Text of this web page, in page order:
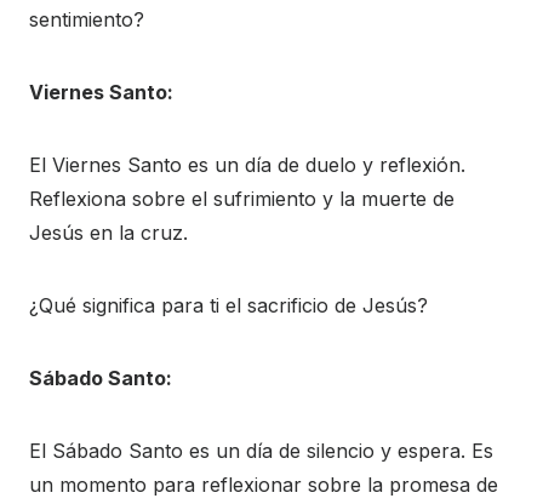
sentimiento?
Viernes Santo:
El Viernes Santo es un día de duelo y reflexión.
Reflexiona sobre el sufrimiento y la muerte de
Jesús en la cruz.
¿Qué significa para ti el sacrificio de Jesús?
Sábado Santo:
El Sábado Santo es un día de silencio y espera. Es
un momento para reflexionar sobre la promesa de